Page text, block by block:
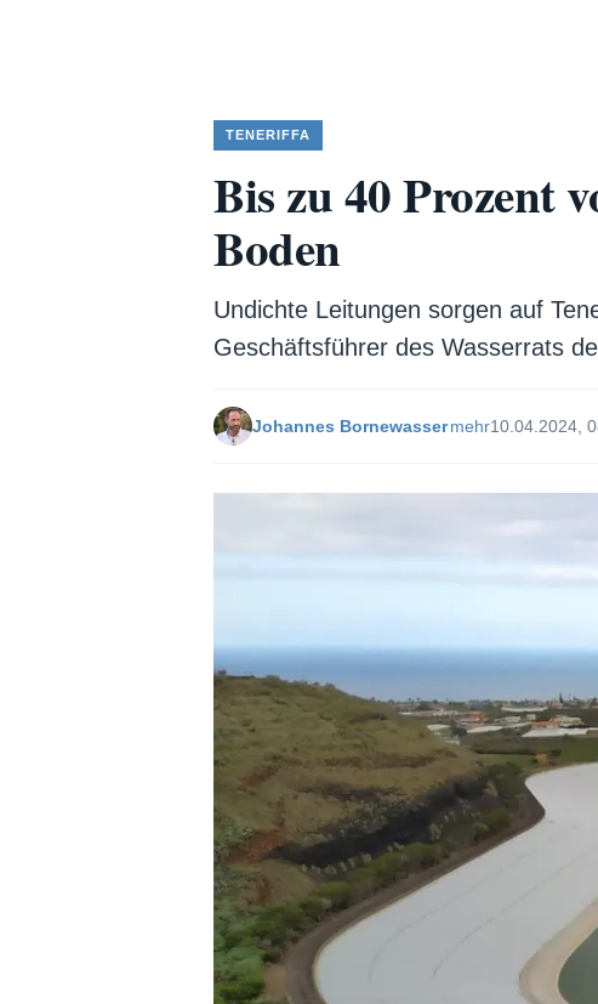
TENERIFFA
Bis zu 40 Prozent
Boden
Undichte Leitungen sorgen auf
Geschäftsführer des Wasserrats
Johannes Bornewassermehr10.04.2024,